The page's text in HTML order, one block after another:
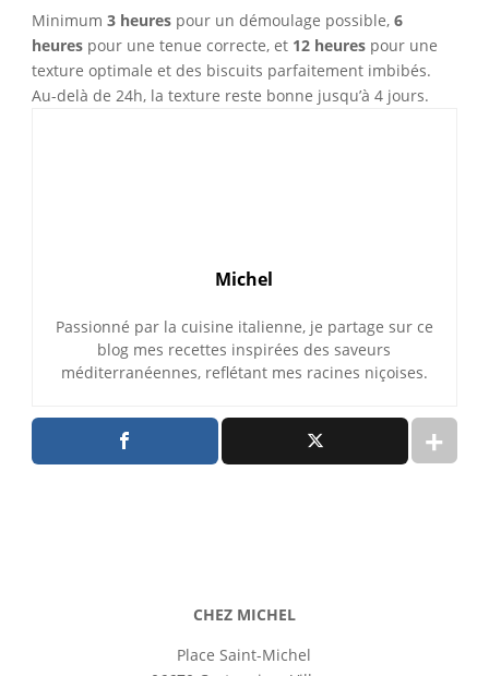
Minimum 3 heurespour un démoulage possible, 6
heurespour une tenue correcte, et 12 heurespour une
texture optimale et des biscuits parfaitement imbibés.
Au-delà de 24h, la texture reste bonne jusqu’à 4 jours.
Michel
Passionné par la cuisine italienne, je partage sur ce
blog mes recettes inspirées des saveurs
méditerranéennes, reflétant mes racines niçoises.
CHEZ MICHEL
Place Saint-Michel